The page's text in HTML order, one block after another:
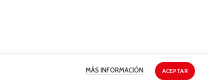
MÁS INFORMACIÓN ACEPTAR